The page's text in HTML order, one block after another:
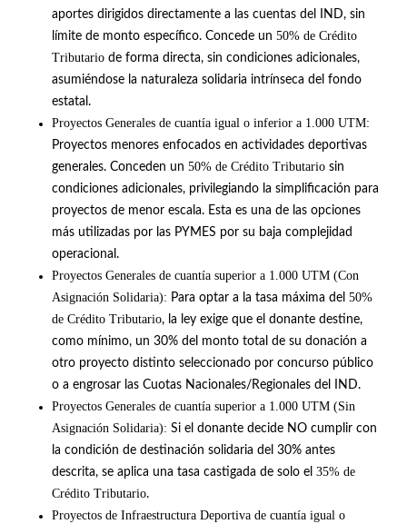
aportes dirigidos directamente a las cuentas del IND, sin
límite de monto específico. Concede un 50% de Crédito
Tributariode forma directa, sin condiciones adicionales,
asumiéndose la naturaleza solidaria intrínseca del fondo
estatal .
Proyectos Generales de cuantía igual o inferior a 1.000 UTM:
Proyectos menores enfocados en actividades deportivas
generales. Conceden un 50% de Crédito Tributariosin
condiciones adicionales, privilegiando la simplificación para
proyectos de menor escala. Esta es una de las opciones
más utilizadas por las PYMES por su baja complejidad
operacional.
Proyectos Generales de cuantía superior a 1.000 UTM (Con
Asignación Solidaria): Para optar a la tasa máxima del 50%
de Crédito Tributario, la ley exige que el donante destine,
como mínimo, un 30% del monto total de su donación a
otro proyecto distinto seleccionado por concurso público
o a engrosar las Cuotas Nacionales/Regionales del IND.
Proyectos Generales de cuantía superior a 1.000 UTM (Sin
Asignación Solidaria): Si el donante decide NO cumplir con
la condición de destinación solidaria del 30% antes
descrita, se aplica una tasa castigada de solo el 35% de
Crédito Tributario.
Proyectos de Infraestructura Deportiva de cuantía igual o